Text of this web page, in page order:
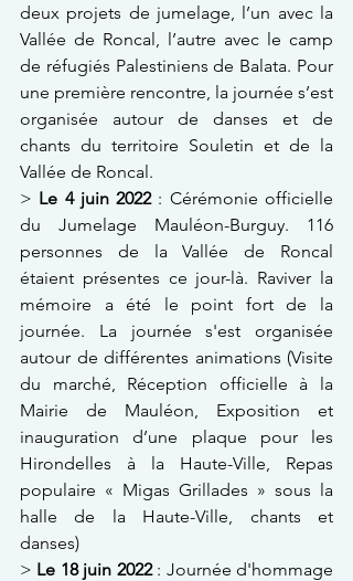
deux projets de jumelage, l’un avec la
Vallée de Roncal, l’autre avec le camp
de réfugiés Palestiniens de Balata. Pour
une première rencontre, la journée s’est
organisée autour de danses et de
chants du territoire Souletin et de la
Vallée de Roncal.
> Le 4 juin 2022 : Cérémonie officielle
du Jumelage Mauléon-Burguy. 116
personnes de la Vallée de Roncal
étaient présentes ce jour-là. Raviver la
mémoire a été le point fort de la
journée. La journée s'est organisée
autour de différentes animations (Visite
du marché, Réception officielle à la
Mairie de Mauléon, Exposition et
inauguration d’une plaque pour les
Hirondelles à la Haute-Ville, Repas
populaire « Migas Grillades » sous la
halle de la Haute-Ville, chants et
danses)
> Le 18 juin 2022 : Journée d'hommage